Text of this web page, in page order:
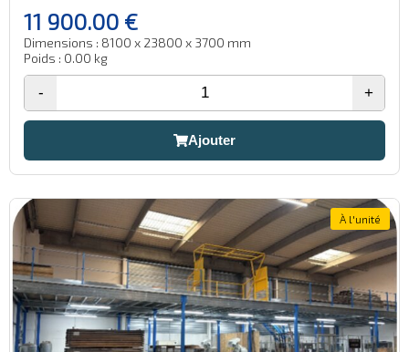
11 900.00 €
Dimensions : 8100 x 23800 x 3700 mm
Poids : 0.00 kg
- +
Ajouter
À l'unité